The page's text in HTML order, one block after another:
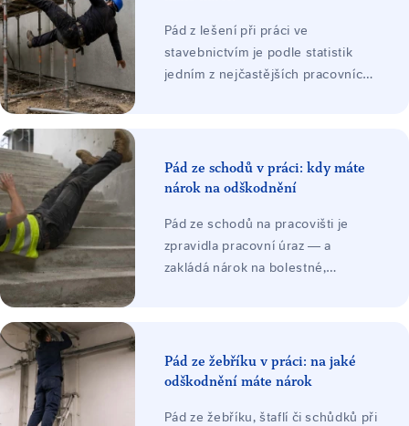
Pád z lešení při práci ve
stavebnictvím je podle statistik
jedním z nejčastějších pracovních
nárazu o povrch. Závažnost
poranění se zpravidla odvíjí v
pádu zaměstnance.
Pád ze schodů v práci: kdy máte
nárok na odškodnění
Pád ze schodů na pracovišti je
zpravidla pracovní úraz — a
zakládá nárok na bolestné,
Odškodnění platí zaměstnavatel ze
svého zákonného pojištění.
Pád ze žebříku v práci: na jaké
odškodnění máte nárok
Pád ze žebříku, štaflí či schůdků při